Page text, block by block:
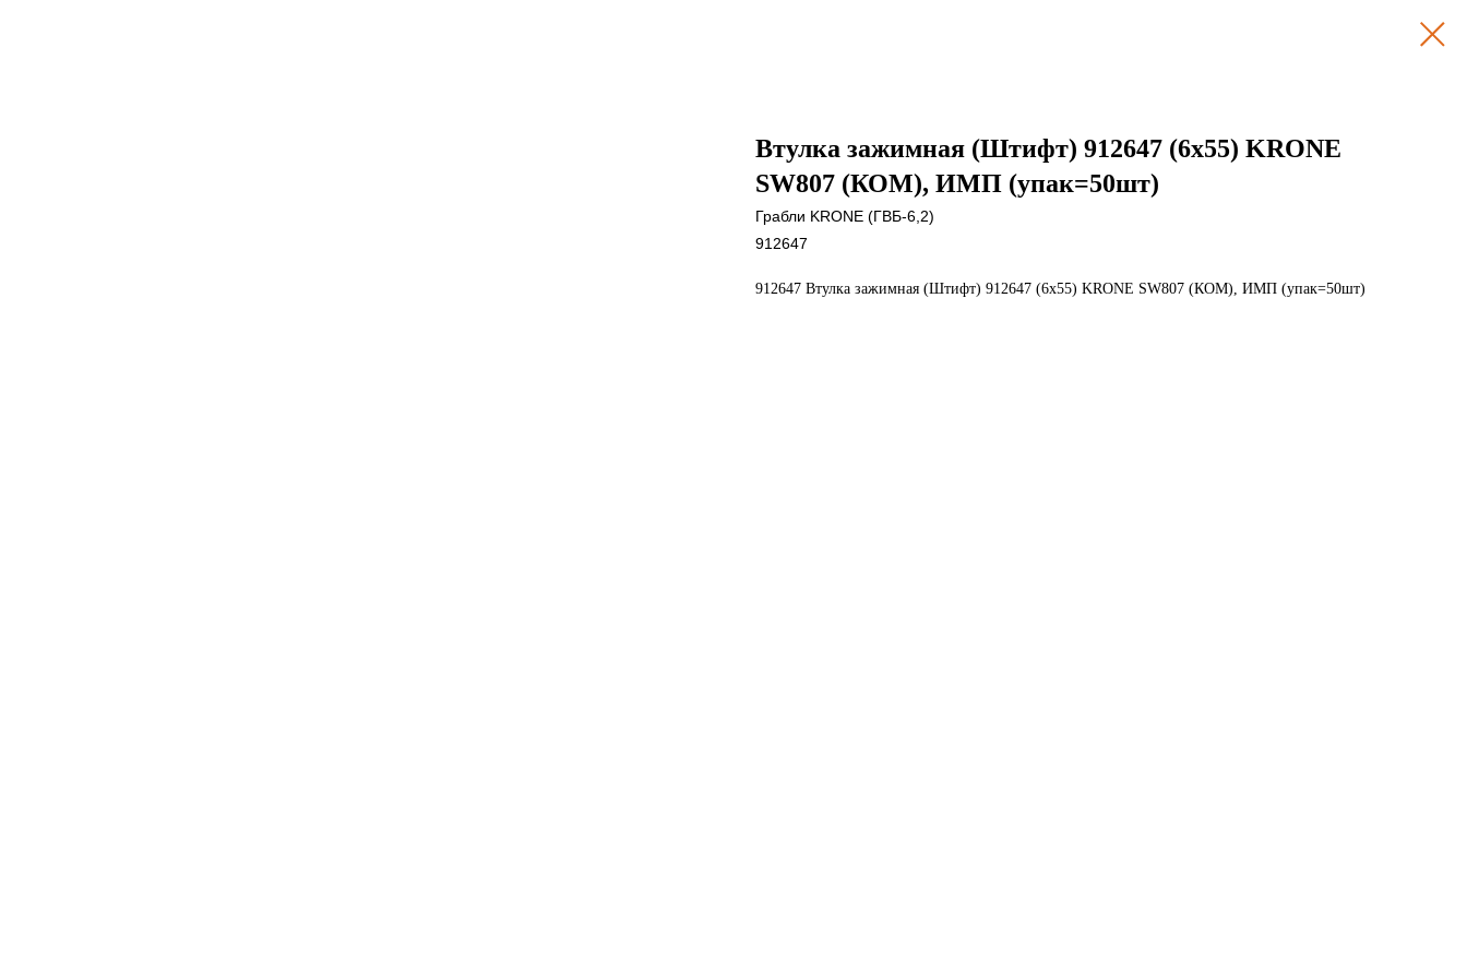
Втулка зажимная (Штифт) 912647 (6х55) KRONE
SW807 (КОМ), ИМП (упак=50шт)
Грабли KRONE (ГВБ-6,2)
912647
912647 Втулка зажимная (Штифт) 912647 (6х55) KRONE SW807 (КОМ), ИМП (упак=50шт)